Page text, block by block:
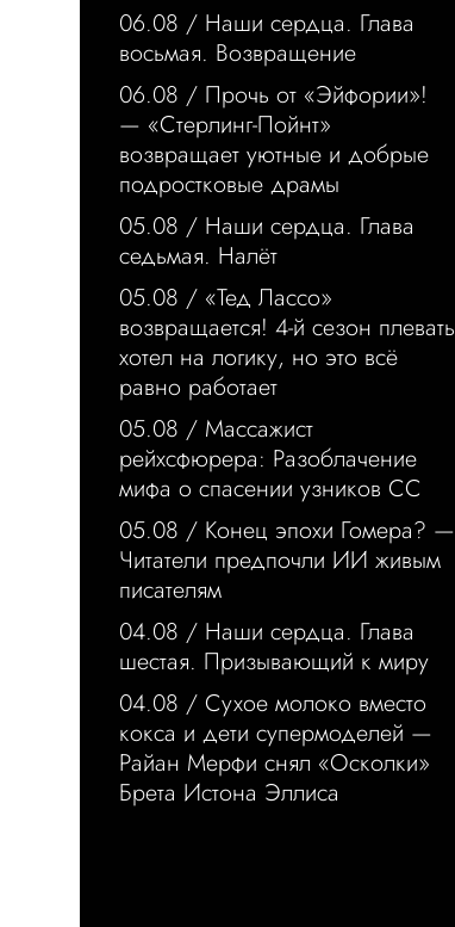
06.08 / Наши сердца. Глава
восьмая. Возвращение
06.08 / Прочь от «Эйфории»!
— «Стерлинг-Пойнт»
возвращает уютные и добрые
подростковые драмы
05.08 / Наши сердца. Глава
седьмая. Налёт
05.08 / «Тед Лассо»
возвращается! 4-й сезон плевать
хотел на логику, но это всё
равно работает
05.08 / Массажист
рейхсфюрера: Разоблачение
мифа о спасении узников СС
05.08 / Конец эпохи Гомера? —
Читатели предпочли ИИ живым
писателям
04.08 / Наши сердца. Глава
шестая. Призывающий к миру
04.08 / Сухое молоко вместо
кокса и дети супермоделей —
Райан Мерфи снял «Осколки»
Брета Истона Эллиса